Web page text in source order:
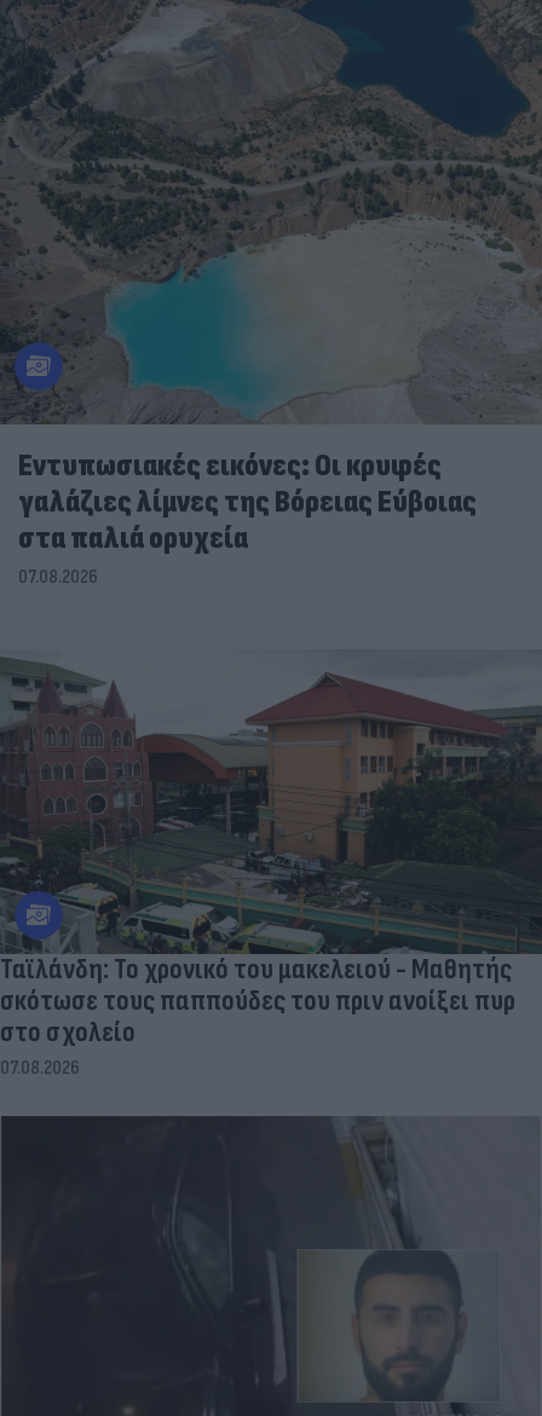
Εντυπωσιακές εικόνες: Οι κρυφές
γαλάζιες λίμνες της Βόρειας Εύβοιας
στα παλιά ορυχεία
07.08.2026
Ταϊλάνδη: Το χρονικό του μακελειού - Μαθητής
σκότωσε τους παππούδες του πριν ανοίξει πυρ
στο σχολείο
07.08.2026